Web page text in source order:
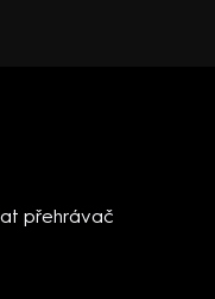
přehrávač